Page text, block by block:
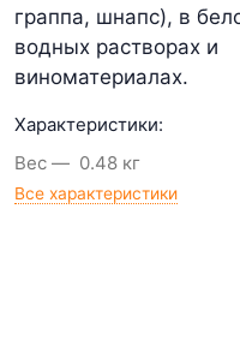
граппа, шнапс), в
водных растворах и
виноматериалах.
Характеристики:
Вес
0.48 кг
Все характеристики